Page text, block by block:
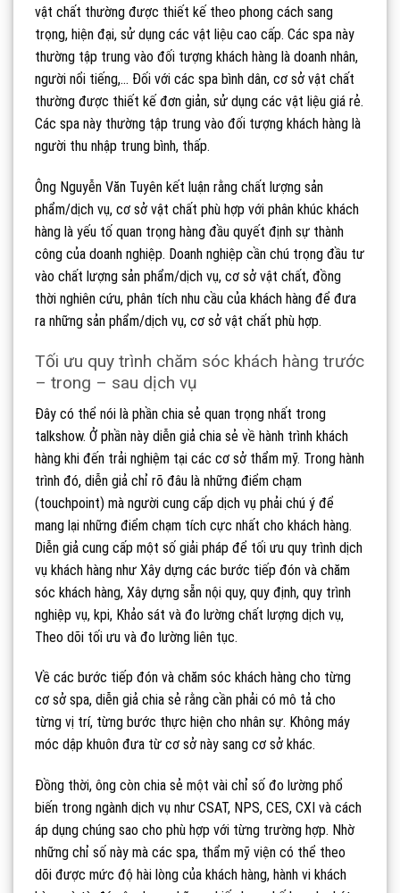
vật chất thường được thiết kế theo phong cách sang
trọng, hiện đại, sử dụng các vật liệu cao cấp. Các spa này
thường tập trung vào đối tượng khách hàng là doanh nhân,
người nổi tiếng,… Đối với các spa bình dân, cơ sở vật chất
thường được thiết kế đơn giản, sử dụng các vật liệu giá rẻ.
Các spa này thường tập trung vào đối tượng khách hàng là
người thu nhập trung bình, thấp.
Ông Nguyễn Văn Tuyên kết luận rằng chất lượng sản
phẩm/dịch vụ, cơ sở vật chất phù hợp với phân khúc khách
hàng là yếu tố quan trọng hàng đầu quyết định sự thành
công của doanh nghiệp. Doanh nghiệp cần chú trọng đầu tư
vào chất lượng sản phẩm/dịch vụ, cơ sở vật chất, đồng
thời nghiên cứu, phân tích nhu cầu của khách hàng để đưa
ra những sản phẩm/dịch vụ, cơ sở vật chất phù hợp.
Tối ưu quy trình chăm sóc khách hàng trước
– trong – sau dịch vụ
Đây có thể nói là phần chia sẻ quan trọng nhất trong
talkshow. Ở phần này diễn giả chia sẻ về hành trình khách
hàng khi đến trải nghiệm tại các cơ sở thẩm mỹ. Trong hành
trình đó, diễn giả chỉ rõ đâu là những điểm chạm
(touchpoint) mà người cung cấp dịch vụ phải chú ý để
mang lại những điểm chạm tích cực nhất cho khách hàng.
Diễn giả cung cấp một số giải pháp để tối ưu quy trình dịch
vụ khách hàng như Xây dựng các bước tiếp đón và chăm
sóc khách hàng, Xây dựng sẵn nội quy, quy định, quy trình
nghiệp vụ, kpi, Khảo sát và đo lường chất lượng dịch vụ,
Theo dõi tối ưu và đo lường liên tục.
Về các bước tiếp đón và chăm sóc khách hàng cho từng
cơ sở spa, diễn giả chia sẻ rằng cần phải có mô tả cho
từng vị trí, từng bước thực hiện cho nhân sự. Không máy
móc dập khuôn đưa từ cơ sở này sang cơ sở khác.
Đồng thời, ông còn chia sẻ một vài chỉ số đo lường phổ
biến trong ngành dịch vụ như CSAT, NPS, CES, CXI và cách
áp dụng chúng sao cho phù hợp với từng trường hợp. Nhờ
những chỉ số này mà các spa, thẩm mỹ viện có thể theo
dõi được mức độ hài lòng của khách hàng, hành vi khách